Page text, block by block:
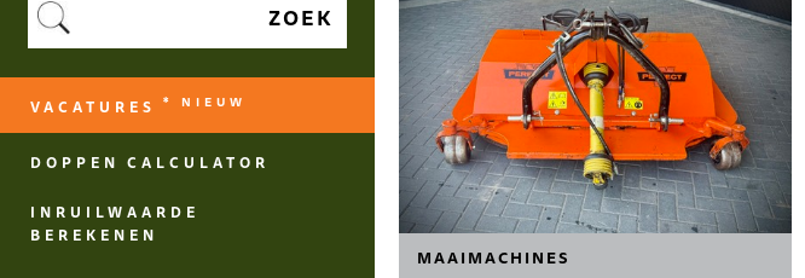
ZOEK
VACATURES * NIEUW
DOPPEN CALCULATOR
INRUILWAARDE
BEREKENEN
MAAIMACHINES